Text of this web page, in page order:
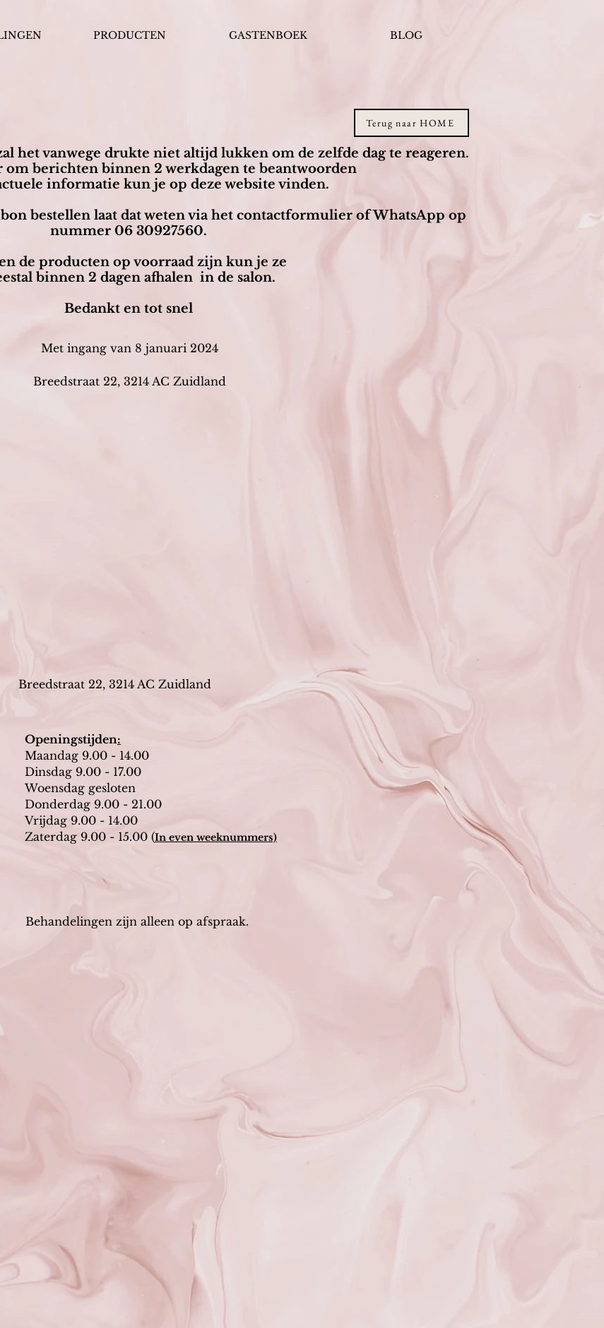
PRODUCTEN GASTENBOEK BLOG
het vanwege drukte niet altijd lukken om de zelfde dag te reageren.
om berichten binnen 2 werkdagen te beantwoorden
informatie kun je op deze website vinden.
bestellen laat dat weten via het contactformulier of WhatsApp op
nummer 06 30927560.
de producten op voorraad zijn kun je ze
binnen 2 dagen afhalen in de salon.
Bedankt en tot snel
Terug naar HOME
Met ingang van 8 januari 2024
Breedstraat 22, 3214 AC Zuidland
Breedstraat 22, 3214 AC Zuidland
Openingstijden:
Maandag 9.00 - 14.00
Dinsdag 9.00 - 17.00
Woensdag gesloten
Donderdag 9.00 - 21.00
Vrijdag 9.00 - 14.00
Zaterdag 9.00 - 15.00 (In even weeknummers)
Behandelingen zijn alleen op afspraak.